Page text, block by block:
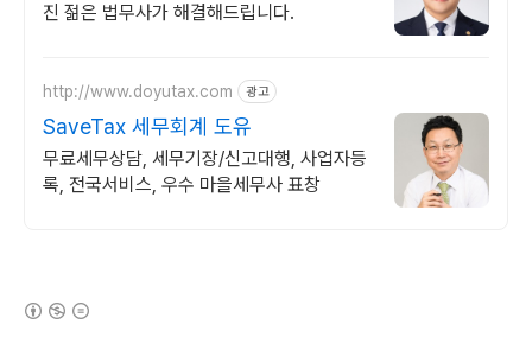
진 젊은 법무사가 해결해드립니다.
http://www.doyutax.com 광고
SaveTax 세무회계 도유
무료세무상담, 세무기장/신고대행, 사업자등
록, 전국서비스, 우수 마을세무사 표창